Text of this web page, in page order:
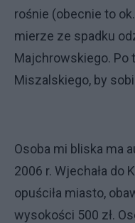
rośnie (obecnie to
mierze ze spadku
Majchrowskiego. Po
Miszalskiego, by
Osoba mi bliska ma
2006 r. Wjechała do
opuściła miasto,
wysokości 500 zł.